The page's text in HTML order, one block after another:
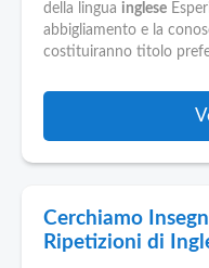
della lingua inglese
abbigliamento e la
costituiranno titolo
Cerchiamo
Ripetizioni di